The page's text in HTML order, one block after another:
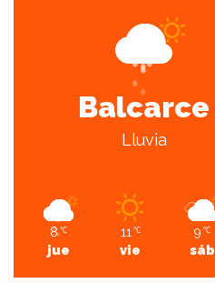
Balcarce
Lluvia
8 ℃
jue
11 ℃
vie
9 ℃
sáb